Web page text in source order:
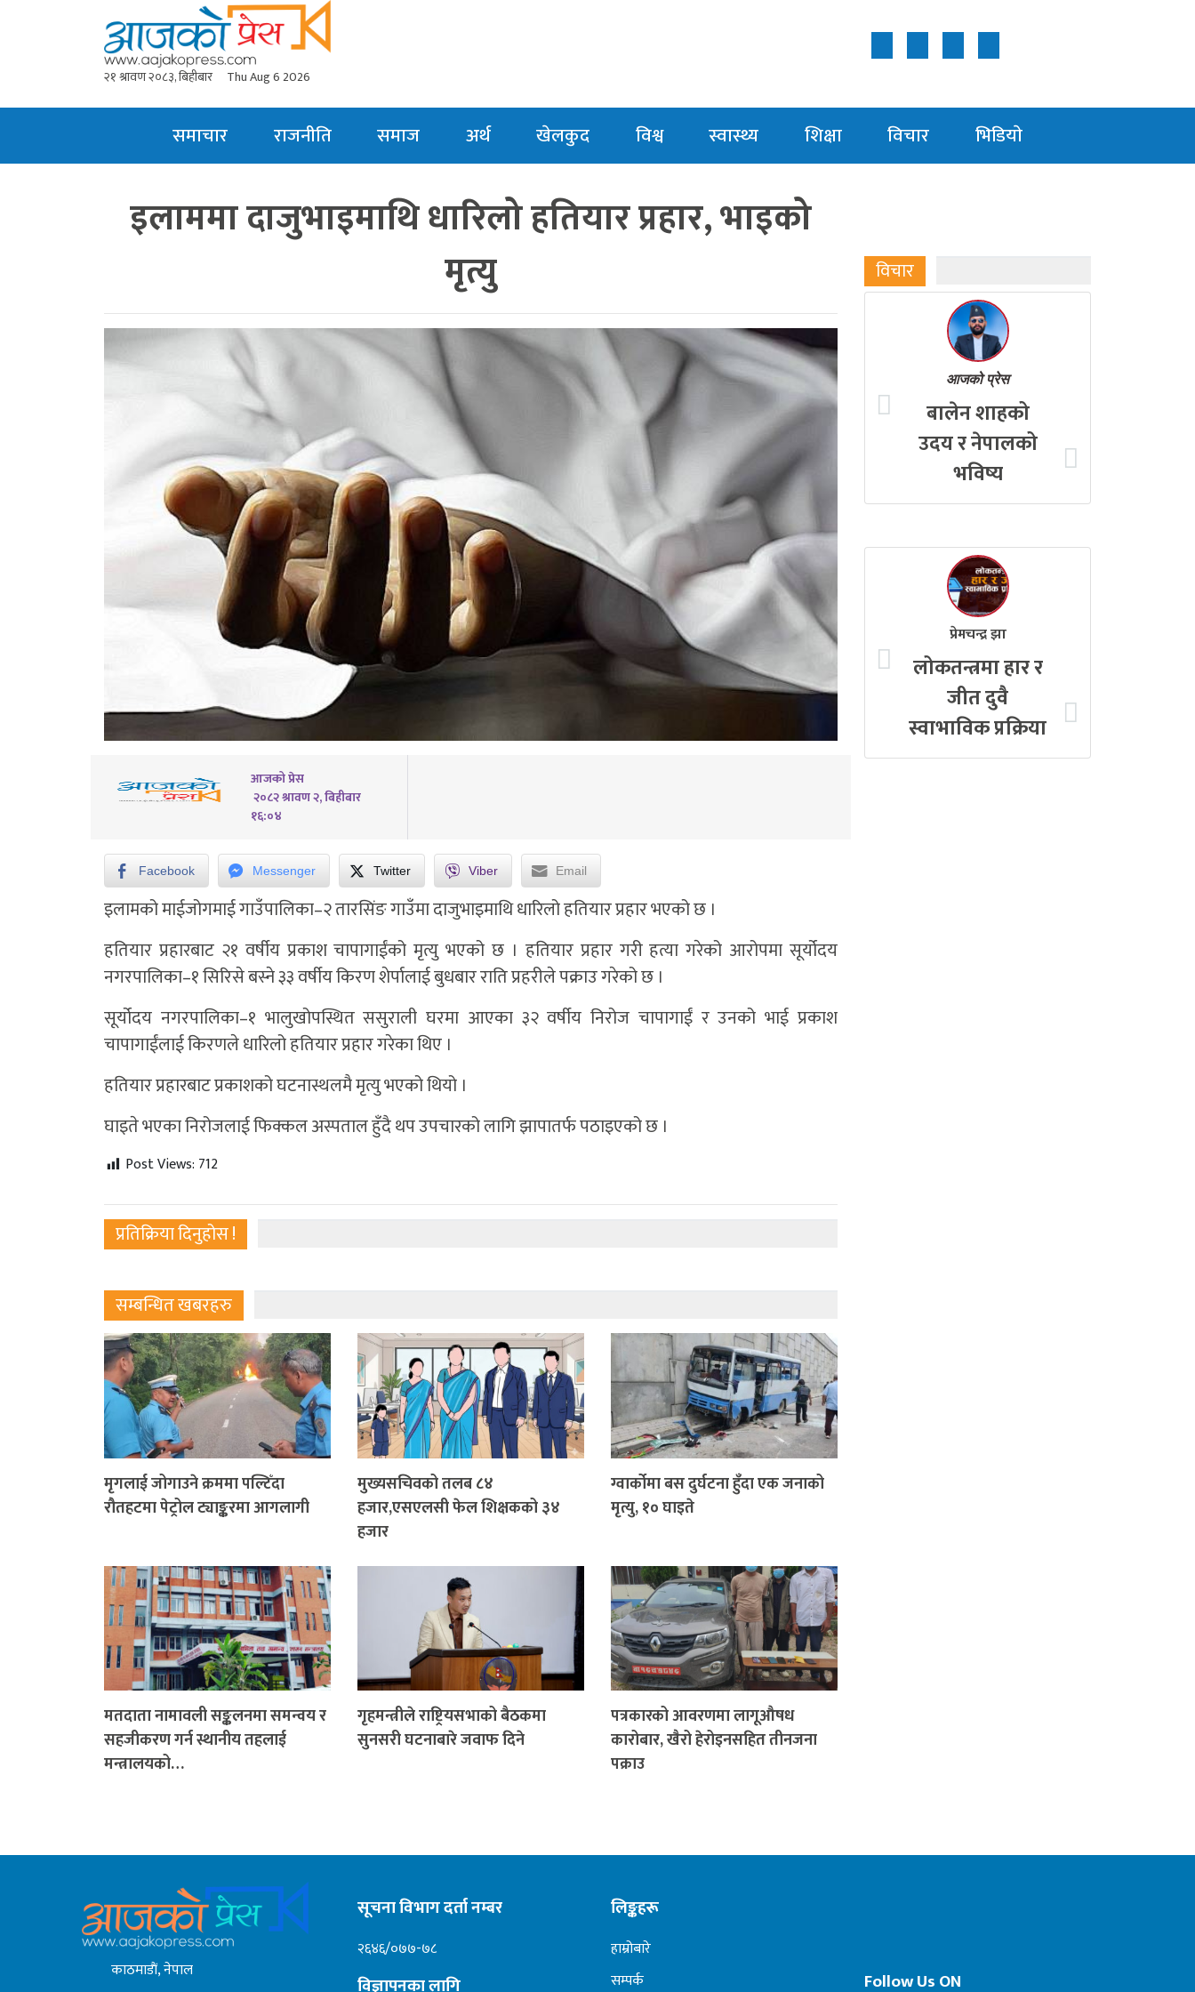
२१ श्रावण २०८३, बिहीबार Thu Aug 6 2026
समाचार राजनीति समाज अर्थ खेलकुद विश्व स्वास्थ्य शिक्षा विचार भिडियाे
इलाममा दाजुभाइमाथि धारिलो हतियार प्रहार, भाइको
मृत्यु
आजको प्रेस
२०८२ श्रावण २, बिहीबार
१६:०४
Facebook Messenger Twitter Viber Email
इलामको माईजोगमाई गाउँपालिका–२ तारसिंङ गाउँमा दाजुभाइमाथि धारिलो हतियार प्रहार भएको छ ।
हतियार प्रहारबाट २१ वर्षीय प्रकाश चापागाईंको मृत्यु भएको छ । हतियार प्रहार गरी हत्या गरेको आरोपमा सूर्योदय
नगरपालिका–१ सिरिसे बस्ने ३३ वर्षीय किरण शेर्पालाई बुधबार राति प्रहरीले पक्राउ गरेको छ ।
सूर्योदय नगरपालिका–१ भालुखोपस्थित ससुराली घरमा आएका ३२ वर्षीय निरोज चापागाईं र उनको भाई प्रकाश
चापागाईंलाई किरणले धारिलो हतियार प्रहार गरेका थिए ।
हतियार प्रहारबाट प्रकाशको घटनास्थलमै मृत्यु भएको थियो ।
घाइते भएका निरोजलाई फिक्कल अस्पताल हुँदै थप उपचारको लागि झापातर्फ पठाइएको छ ।
Post Views: 712
प्रतिक्रिया दिनुहोस !
सम्बन्धित खबरहरु
मृगलाई जोगाउने क्रममा पल्टिँदा
रौतहटमा पेट्रोल ट्याङ्करमा आगलागी
मुख्यसचिवको तलब ८४
हजार,एसएलसी फेल शिक्षकको ३४
हजार
ग्वार्कोमा बस दुर्घटना हुँदा एक जनाको
मृत्यु, १० घाइते
मतदाता नामावली सङ्कलनमा समन्वय र
सहजीकरण गर्न स्थानीय तहलाई
मन्त्रालयको…
गृहमन्त्रीले राष्ट्रियसभाको बैठकमा
सुनसरी घटनाबारे जवाफ दिने
पत्रकारको आवरणमा लागूऔषध
कारोबार, खैरो हेरोइनसहित तीनजना
पक्राउ
विचार
आजको प्रेस
बालेन शाहको
उदय र नेपालको
भविष्य
प्रेमचन्द्र झा
लोकतन्त्रमा हार र
जीत दुवै
स्वाभाविक प्रक्रिया
काठमाडाैं, नेपाल
सूचना विभाग दर्ता नम्बर
२६४६/०७७-७८
विज्ञापनका लागि
लिङ्कहरू
हाम्रोबारे
सम्पर्क
Follow Us ON